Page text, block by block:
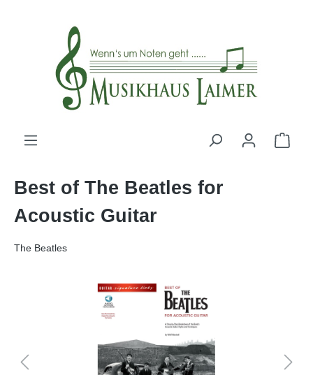
Best of The Beatles for
Acoustic Guitar
The Beatles
Bildergalerie überspringen